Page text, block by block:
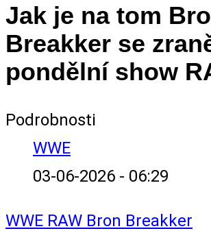
Jak je na tom
Breakker se
pondělní show
Podrobnosti
WWE
03-06-2026 - 06:29
WWE RAW Bron Breakker